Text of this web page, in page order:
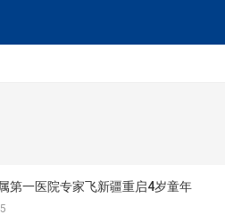
第一医院专家飞新疆重启4岁童年